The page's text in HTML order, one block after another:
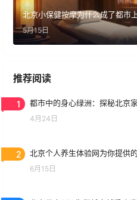
北京小保健按摩为什么成了都市
5月15日
推荐阅读
1 都市中的身心绿洲：探秘北京
4月24日
2 北京个人养生体验网为你提供
6月15日